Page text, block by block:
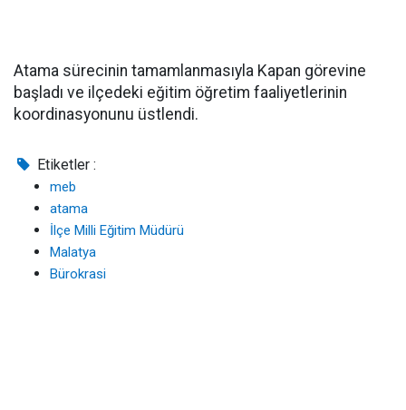
Atama sürecinin tamamlanmasıyla Kapan görevine
başladı ve ilçedeki eğitim öğretim faaliyetlerinin
koordinasyonunu üstlendi.
Etiketler :
meb
atama
İlçe Milli Eğitim Müdürü
Malatya
Bürokrasi